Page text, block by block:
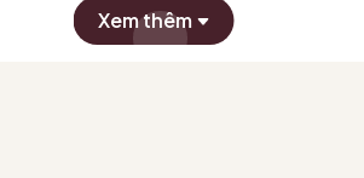
(20")
Xem thêm